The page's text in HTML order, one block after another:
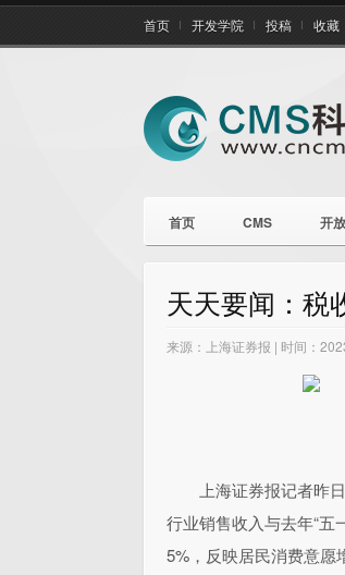
首页 开发学院 投稿 收藏
首页 CMS 开
天天要闻：税
来源：上海证券报 | 时间：
上海证券报记者昨
行业销售收入与去年“五
5%，反映居民消费意愿